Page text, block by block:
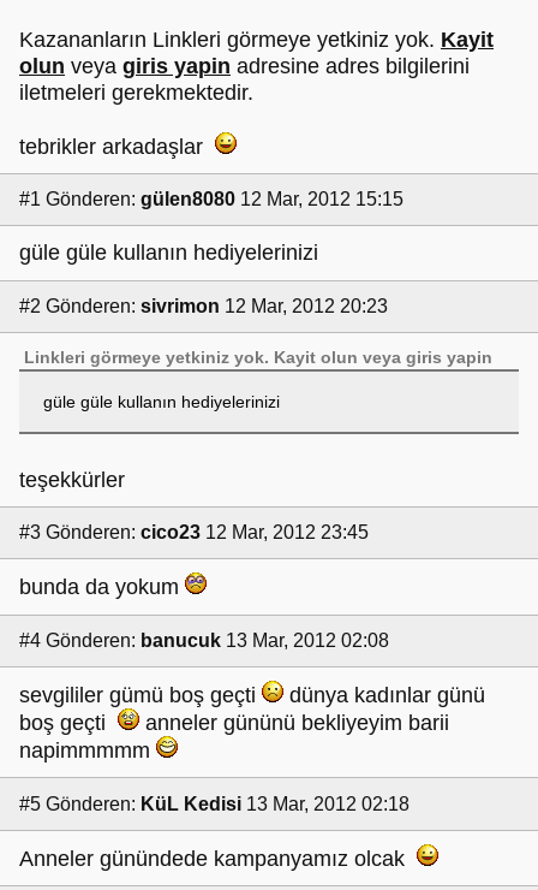
Kazananların Linkleri görmeye yetkiniz yok. Kayit
olun veya giris yapin adresine adres bilgilerini
iletmeleri gerekmektedir.
tebrikler arkadaşlar
#1 Gönderen: gülen8080 12 Mar, 2012 15:15
güle güle kullanın hediyelerinizi
#2 Gönderen: sivrimon 12 Mar, 2012 20:23
Linkleri görmeye yetkiniz yok. Kayit olun veyagiris yapin
güle güle kullanın hediyelerinizi
teşekkürler
#3 Gönderen: cico23 12 Mar, 2012 23:45
bunda da yokum
#4 Gönderen: banucuk 13 Mar, 2012 02:08
sevgililer gümü boş geçti
dünya kadınlar günü
boş geçti
anneler gününü bekliyeyim barii
napimmmmm
#5 Gönderen: KüL Kedisi 13 Mar, 2012 02:18
Anneler günündede kampanyamız olcak